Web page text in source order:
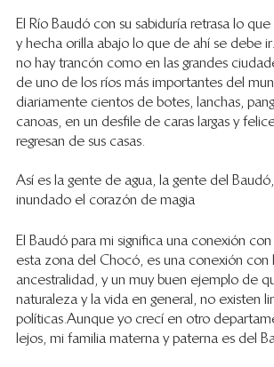
El Río Baudó con su sabiduría retrasa lo
y hecha orilla abajo lo que de ahí se debe
no hay trancón como en las grandes
de uno de los ríos más importantes del
diariamente cientos de botes, lanchas,
canoas, en un desfile de caras largas y
regresan de sus casas.
Así es la gente de agua, la gente del
inundado el corazón de magia
El Baudó para mi significa una conexión
esta zona del Chocó, es una conexión con
ancestralidad, y un muy buen ejemplo de
naturaleza y la vida en general, no existen
políticas.Aunque yo crecí en otro
lejos, mi familia materna y paterna es del